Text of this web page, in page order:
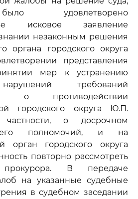
удовлетворено
исковое заявление
незаконным решения
органа городского округа
представления
мер к устранению
требований
о противодействии
городского округа Ю.П.
о досрочном
его полномочий, и на
орган городского округа
повторно рассмотреть
прокурора. В передаче
на указанные судебные
в судебном заседании